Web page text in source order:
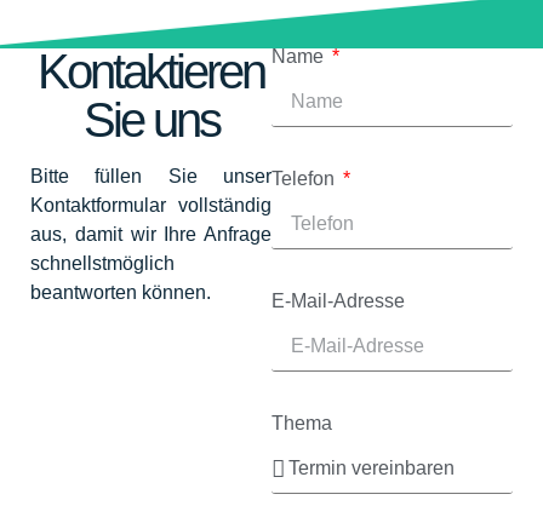
Kontaktieren
Sie uns
Bitte füllen Sie unser
Kontaktformular vollständig
aus, damit wir Ihre Anfrage
schnellstmöglich
beantworten können.
Name
Telefon
E-Mail-Adresse
Thema